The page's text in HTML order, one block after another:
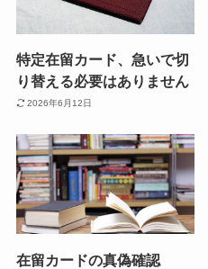
特定在留カード、急いで切
り替える必要はありません
2026年6月12日
在留カードの真偽確認